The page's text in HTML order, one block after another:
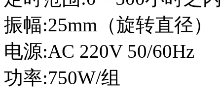
振幅:25mm（旋转直径）
电源:AC 220V 50/60Hz
功率:750W/组